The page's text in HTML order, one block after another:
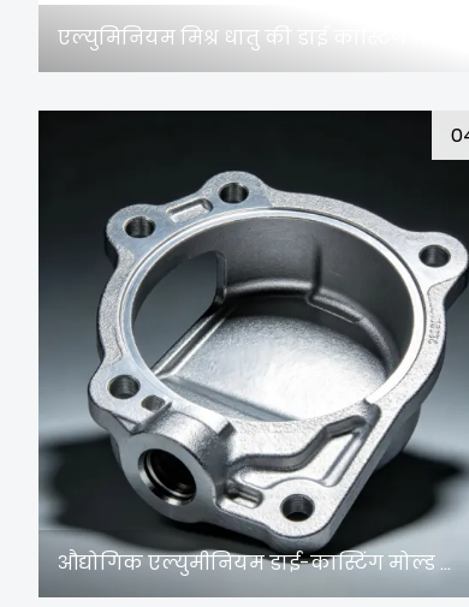
औद्योगिक एल्युमीनियम डाई-कास्टिंग मोल्ड और सटीक कास्टिंग: उच्च दक्षता वाले उपकरण संचालन को सशक्त बनाना